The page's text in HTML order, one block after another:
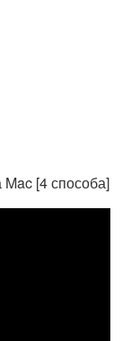
[4 способа]